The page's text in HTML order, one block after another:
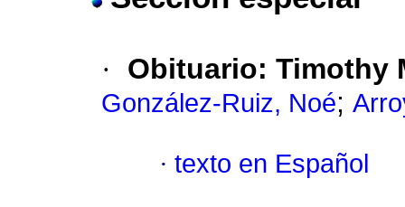
· Obituario: Timothy
González-Ruiz, Noé;
· texto en Español